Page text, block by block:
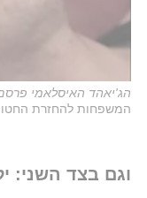
הג'יאהד האיסלאמי
המשפחות להחזרת
וגם בצד השני: